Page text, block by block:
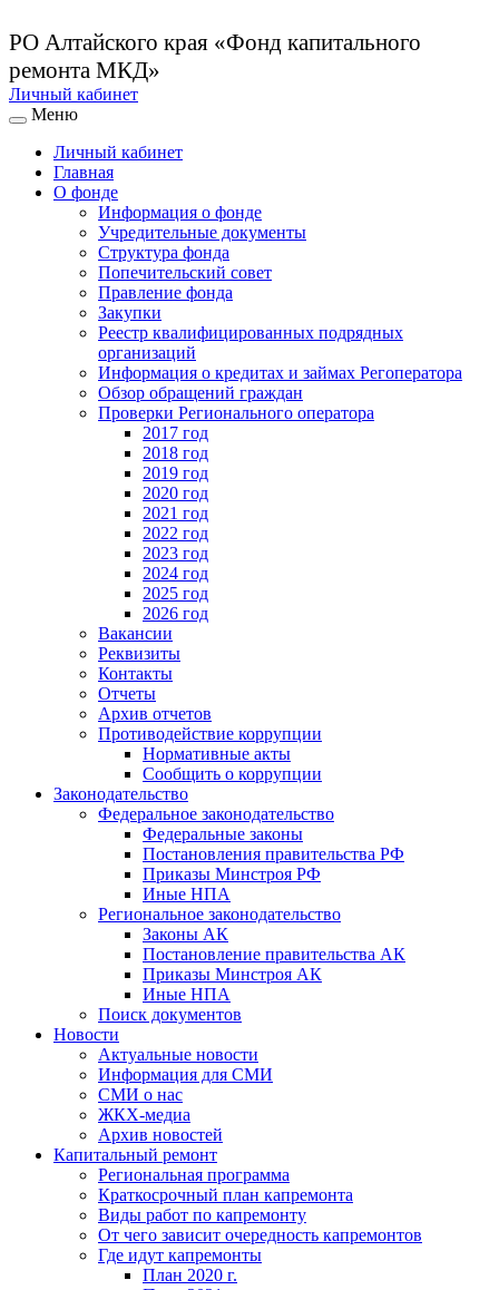
РО Алтайского края «Фонд капитального
ремонта МКД»
Личный кабинет
Меню
Личный кабинет
Главная
О фонде
Информация о фонде
Учредительные документы
Структура фонда
Попечительский совет
Правление фонда
Закупки
Реестр квалифицированных подрядных
организаций
Информация о кредитах и займах Регоператора
Обзор обращений граждан
Проверки Регионального оператора
2017 год
2018 год
2019 год
2020 год
2021 год
2022 год
2023 год
2024 год
2025 год
2026 год
Вакансии
Реквизиты
Контакты
Отчеты
Архив отчетов
Противодействие коррупции
Нормативные акты
Сообщить о коррупции
Законодательство
Федеральное законодательство
Федеральные законы
Постановления правительства РФ
Приказы Минстроя РФ
Иные НПА
Региональное законодательство
Законы АК
Постановление правительства АК
Приказы Минстроя АК
Иные НПА
Поиск документов
Новости
Актуальные новости
Информация для СМИ
СМИ о нас
ЖКХ-медиа
Архив новостей
Капитальный ремонт
Региональная программа
Краткосрочный план капремонта
Виды работ по капремонту
От чего зависит очередность капремонтов
Где идут капремонты
План 2020 г.